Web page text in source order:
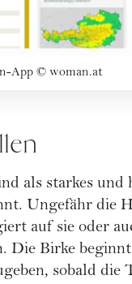
App © woman.at
als starkes und
Ungefähr die
auf sie oder
Die Birke
sobald die